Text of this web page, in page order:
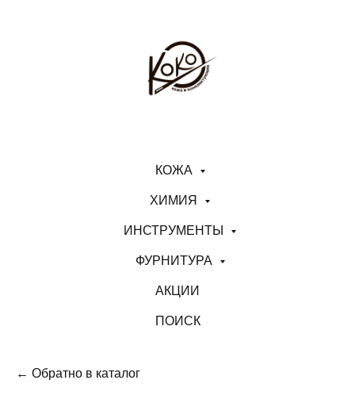
КОЖА
ХИМИЯ
ИНСТРУМЕНТЫ
ФУРНИТУРА
АКЦИИ
ПОИСК
← Обратно в каталог